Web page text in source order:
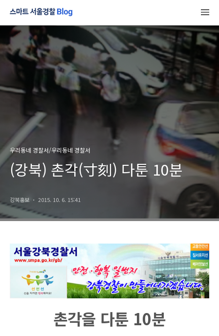
우리동네 경찰서/우리동네 경찰서
(강북) 촌각(寸刻) 다툰 10분
강북홍보 2015. 10. 6. 15:41
촌각을 다툰 10분